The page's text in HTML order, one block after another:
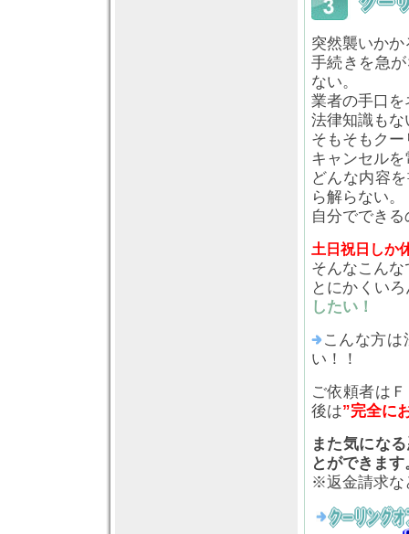
突然襲いか
手続きを急
ない。
業者の手口
法律知識も
そもそもク
キャンセル
どんな内容
ら解らない。
自分ででき
土日祝日しか
そんなこん
とにかくい
したい！
こんな方
い！！
ご依頼者は
後は”完全に
また気にな
とができます
※返金請求な